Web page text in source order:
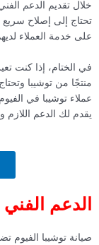
خلال تقديم الدعم
تحتاج إلى إصلاح سريع
على خدمة العملاء
في الختام، إذا كنت
منتجًا من توشيبا
يقدم لك الدعم
الدعم
صيانة توشيبا الفيوم